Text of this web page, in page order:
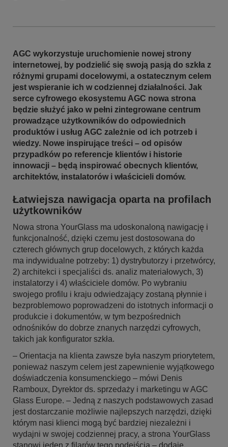
AGC wykorzystuje uruchomienie nowej strony
internetowej, by podzielić się swoją pasją do szkła z
różnymi grupami docelowymi, a ostatecznym celem
jest wspieranie ich w codziennej działalności. Jak
serce cyfrowego ekosystemu AGC nowa strona
będzie służyć jako w pełni zintegrowane centrum
prowadzące użytkowników do odpowiednich
produktów i usług AGC zależnie od ich potrzeb i
wiedzy. Nowe inspirujące treści – od opisów
przypadków po referencje klientów i historie
innowacji – będą inspirować obecnych klientów,
architektów, instalatorów i właścicieli domów.
Łatwiejsza nawigacja oparta na profilach
użytkowników
Nowa strona YourGlass ma udoskonaloną nawigację i
funkcjonalność, dzięki czemu jest dostosowana do
czterech głównych grup docelowych, z których każda
ma indywidualne potrzeby: 1) dystrybutorzy i przetwórcy,
2) architekci i specjaliści ds. analiz materiałowych, 3)
instalatorzy i 4) właściciele domów. Po wybraniu
swojego profilu i kraju odwiedzający zostaną płynnie i
bezproblemowo poprowadzeni do istotnych informacji o
produkcie i dokumentów, w tym bezpośrednich
odnośników do dobrze znanych narzędzi cyfrowych,
takich jak konfigurator szkła.
– Orientacja na klienta zawsze była naszym priorytetem,
ponieważ naszym celem jest zapewnienie wyjątkowego
doświadczenia konsumenckiego – mówi Denis
Ramboux, Dyrektor ds. sprzedaży i marketingu w AGC
Glass Europe. – Jedną z naszych podstawowych zasad
jest dostarczanie możliwie najlepszych narzędzi, dzięki
którym nasi klienci mogą być bardziej niezależni i
wydajni w swojej codziennej pracy, a strona YourGlass
stanowi jeden z filarów tego podejścia – dodaje.